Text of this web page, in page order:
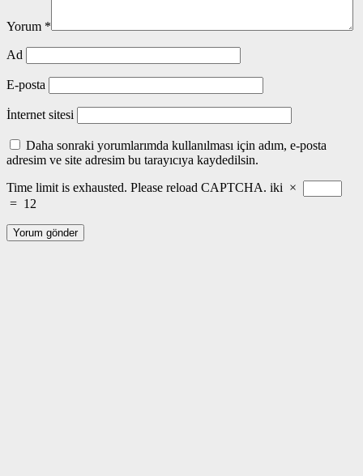
Yorum *
Ad
E-posta
İnternet sitesi
Daha sonraki yorumlarımda kullanılması için adım, e-posta
adresim ve site adresim bu tarayıcıya kaydedilsin.
Time limit is exhausted. Please reload CAPTCHA. iki ×
= 12